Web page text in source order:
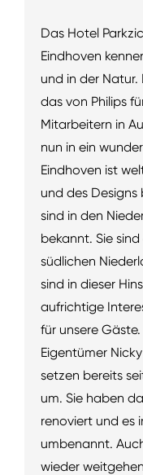
Das Hotel
Eindhoven
und in der Natur.
das von Philips
Mitarbeitern in
nun in ein
Eindhoven ist
und des
sind in den
bekannt. Sie
südlichen
sind in dieser
aufrichtige
für unsere
Eigentümer
setzen bereits
um. Sie haben
renoviert und es
umbenannt.
wieder